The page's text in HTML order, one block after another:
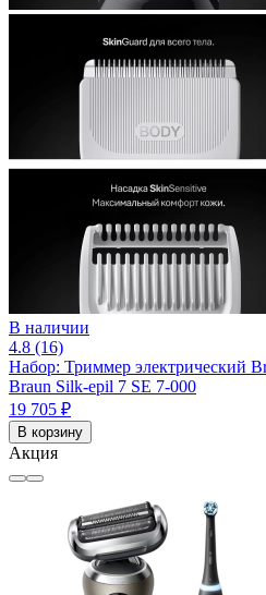
В наличии
4.8 (16)
Набор: Триммер электрический
Braun Silk-epil 7 SE 7-000
19 705 ₽
В корзину
Акция